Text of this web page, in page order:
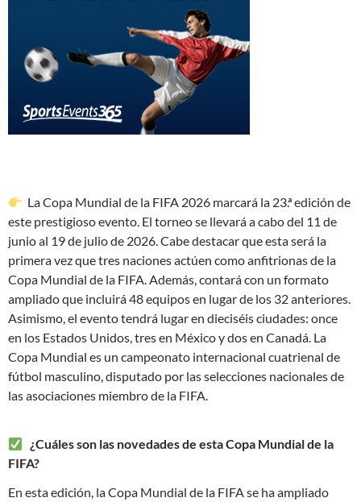
La Copa Mundial de la FIFA 2026 marcará la 23.ª edición de
este prestigioso evento. El torneo se llevará a cabo del 11 de
junio al 19 de julio de 2026. Cabe destacar que esta será la
primera vez que tres naciones actúen como anfitrionas de la
Copa Mundial de la FIFA. Además, contará con un formato
ampliado que incluirá 48 equipos en lugar de los 32 anteriores.
Asimismo, el evento tendrá lugar en dieciséis ciudades: once
en los Estados Unidos, tres en México y dos en Canadá. La
Copa Mundial es un campeonato internacional cuatrienal de
fútbol masculino, disputado por las selecciones nacionales de
las asociaciones miembro de la FIFA.
¿Cuáles son las novedades de esta Copa Mundial de la
FIFA?
En esta edición, la Copa Mundial de la FIFA se ha ampliado